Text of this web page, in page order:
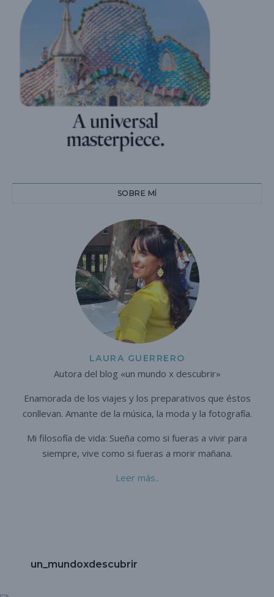
SOBRE MÍ
LAURA GUERRERO
Autora del blog «un mundo x descubrir»
Enamorada de los viajes y los preparativos que éstos
conllevan. Amante de la música, la moda y la fotografía.
Mi filosofía de vida: Sueña como si fueras a vivir para
siempre, vive como si fueras a morir mañana.
Leer más..
un_mundoxdescubrir